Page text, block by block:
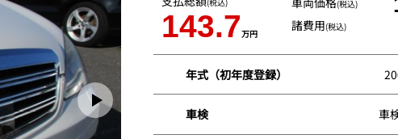
143.7万円
(税込)
諸費用(税込)
年式（初年度登録）
車検 車